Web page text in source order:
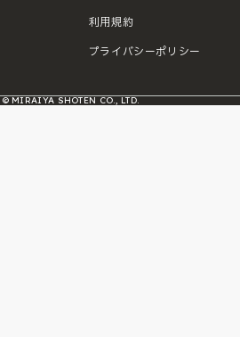
利用規約
プライバシーポリシー
© MIRAIYA SHOTEN CO., LTD.